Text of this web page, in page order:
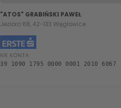
"ATOS" GRABIŃSKI PAWEŁ
Jezioro 68, 42-133 Węglowice
NR KONTA:
39 1090 1795 0000 0001 2010 6067